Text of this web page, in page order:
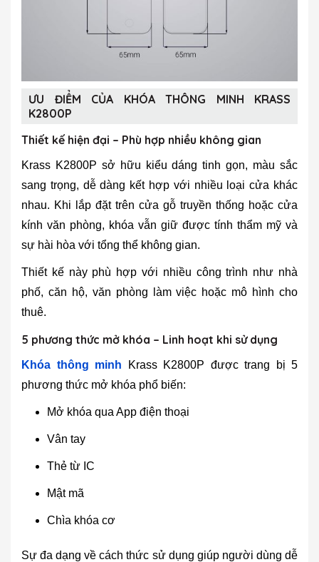
ƯU ĐIỂM CỦA KHÓA THÔNG MINH KRASS
K2800P
Thiết kế hiện đại – Phù hợp nhiều không gian
Krass K2800P sở hữu kiểu dáng tinh gọn, màu sắc
sang trọng, dễ dàng kết hợp với nhiều loại cửa khác
nhau. Khi lắp đặt trên cửa gỗ truyền thống hoặc cửa
kính văn phòng, khóa vẫn giữ được tính thẩm mỹ và
sự hài hòa với tổng thể không gian.
Thiết kế này phù hợp với nhiều công trình như nhà
phố, căn hộ, văn phòng làm việc hoặc mô hình cho
thuê.
5 phương thức mở khóa – Linh hoạt khi sử dụng
Khóa thông minh Krass K2800P được trang bị 5
phương thức mở khóa phổ biến:
Mở khóa qua App điện thoại
Vân tay
Thẻ từ IC
Mật mã
Chìa khóa cơ
Sự đa dạng về cách thức sử dụng giúp người dùng dễ